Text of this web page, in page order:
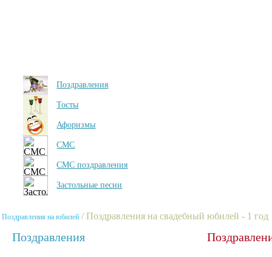
Поздравления
Тосты
Афоризмы
СМС
СМС поздравления
Застольные песни
Поздравления на юбилей / Поздравления на свадебный юбилей - 1 год
Поздравления